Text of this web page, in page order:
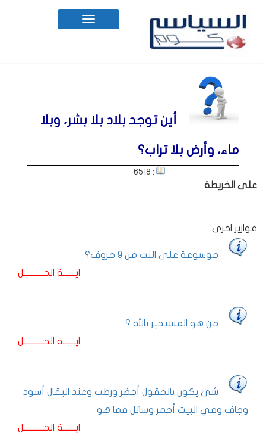
Toggle
navigation
أين توجد بلاد بلا بشر، وبلا
ماء، وأرض بلا تراب؟
: 6518
على الخريطة
فوازير اخرى
موسوعة على النت من 9 حروف؟
ايـــــــة الحـــــــــــل
من هو المستجير بالله ؟
ايـــــــة الحـــــــــــل
شئ يكون بالحقول أخضر ورطب وعند البقال أسود
وجاف وفي البيت أحمر وسائل فما هو
ايـــــــة الحـــــــــــل